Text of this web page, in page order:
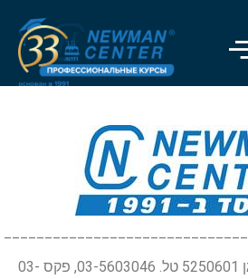
דרך ז'בוטינסקי 7 רמת גן 5250601 טל. 03-5603046, פקס 03-